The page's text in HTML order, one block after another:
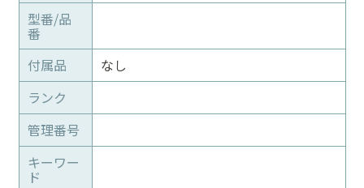
型番/品
番
付属品
なし
ランク
管理番号
キーワー
ド